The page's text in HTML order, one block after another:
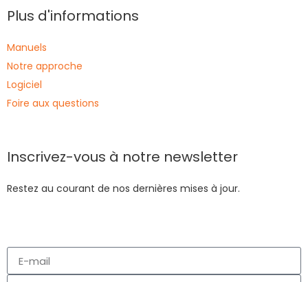
Plus d'informations
Manuels
Notre approche
Logiciel
Foire aux questions
Inscrivez-vous à notre newsletter
Restez au courant de nos dernières mises à jour.